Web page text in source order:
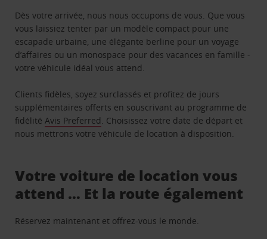
Dès votre arrivée, nous nous occupons de vous. Que vous
vous laissiez tenter par un modèle compact pour une
escapade urbaine, une élégante berline pour un voyage
d’affaires ou un monospace pour des vacances en famille -
votre véhicule idéal vous attend.
Clients fidèles, soyez surclassés et profitez de jours
supplémentaires offerts en souscrivant au programme de
fidélitéAvis Preferred. Choisissez votre date de départ et
nous mettrons votre véhicule de location à disposition.
Votre voiture de location vous
attend … Et la route également
Réservez maintenant et offrez-vous le monde.